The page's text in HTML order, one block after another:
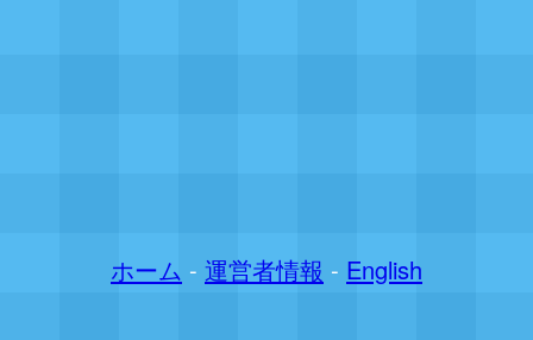
ホーム - 運営者情報 - English